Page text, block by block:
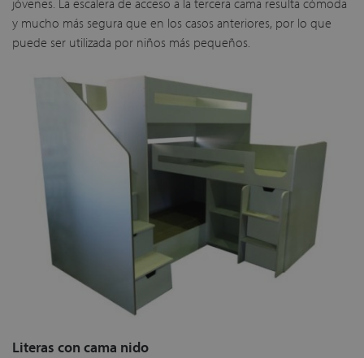
y mucho más segura que en los casos anteriores, por lo que
puede ser utilizada por niños más pequeños.
Literas con cama nido